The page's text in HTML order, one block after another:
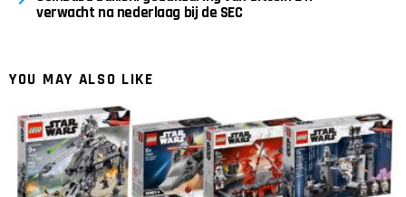
verwacht na nederlaag bij de SEC
YOU MAY ALSO LIKE